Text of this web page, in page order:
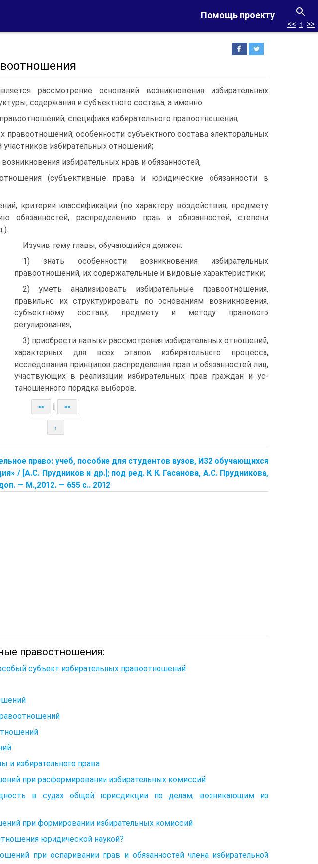
Помощь проекту
<< ↑ >>
рассмотрение оснований возникновения избирательных
содержания и субъектного состава, а именно:
специфика избирательного правоотношения;
правоотношений; особенности субъектного состава электоральных
избирательных отношений;
избирательных нрав и обязанностей,
(субъективные права и юридические обязанности в
критерии классификации (по характеру воздействия, предмету
обязанностей, распределению прав и обязанностей, степени
Изучив тему главы, обучающийся должен:
1) знать особенности возникновения избирательных
правоотношений, их содержательные и видовые характеристики;
2) уметь анализировать избирательные правоотношения,
правильно их структурировать по основаниям возникновения,
субъектному составу, предмету и методу правового
регулирования;
3) приобрести навыки рассмотрения избирательных отношений,
характерных для всех этапов избирательного процесса,
исследования принципов распределения прав и обязанностей лиц,
участвующих в реализации избирательных прав граждан и ус-
таношіенного порядка выборов.
<< >>
↑
право: учеб, пособие для студентов вузов, И32 обучающихся
/ [А.С. Прудников и др.]; под ред. К К. Гасанова, А.С. Прудникова,
— М.,2012. — 655 с.. 2012
правоотношения:
субъект избирательных правоотношений
и избирательного права
при расформировании избирательных комиссий
в судах общей юрисдикции по делам, возникающим из
при формировании избирательных комиссий
юридической наукой?
при оспаривании прав и обязанностей члена избирательной